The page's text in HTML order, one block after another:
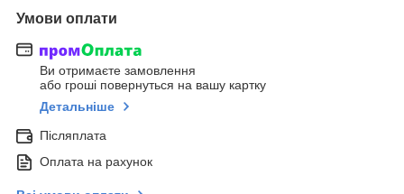
Умови оплати
Ви отримаєте замовлення
або гроші повернуться на вашу картку
Детальніше
Післяплата
Оплата на рахунок